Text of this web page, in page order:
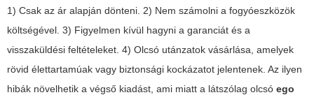
1) Csak az ár alapján dönteni. 2) Nem számolni a fogyóeszközök
költségével. 3) Figyelmen kívül hagyni a garanciát és a
visszaküldési feltételeket. 4) Olcsó utánzatok vásárlása, amelyek
rövid élettartamúak vagy biztonsági kockázatot jelentenek. Az ilyen
hibák növelhetik a végső kiadást, ami miatt a látszólag olcsó ego